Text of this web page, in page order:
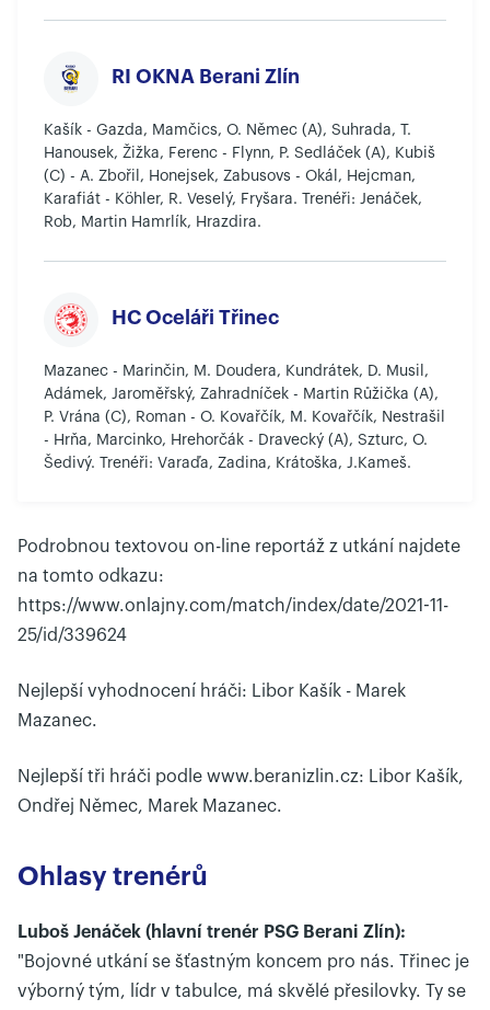
RI OKNA Berani Zlín
Kašík - Gazda, Mamčics, O. Němec (A), Suhrada, T.
Hanousek, Žižka, Ferenc - Flynn, P. Sedláček (A), Kubiš
(C) - A. Zbořil, Honejsek, Zabusovs - Okál, Hejcman,
Karafiát - Köhler, R. Veselý, Fryšara. Trenéři: Jenáček,
Rob, Martin Hamrlík, Hrazdira.
HC Oceláři Třinec
Mazanec - Marinčin, M. Doudera, Kundrátek, D. Musil,
Adámek, Jaroměřský, Zahradníček - Martin Růžička (A),
P. Vrána (C), Roman - O. Kovařčík, M. Kovařčík, Nestrašil
- Hrňa, Marcinko, Hrehorčák - Dravecký (A), Szturc, O.
Šedivý. Trenéři: Varaďa, Zadina, Krátoška, J.Kameš.
Podrobnou textovou on-line reportáž z utkání najdete
na tomto odkazu:
https://www.onlajny.com/match/index/date/2021-11-
25/id/339624
Nejlepší vyhodnocení hráči: Libor Kašík - Marek
Mazanec.
Nejlepší tři hráči podle www.beranizlin.cz: Libor Kašík,
Ondřej Němec, Marek Mazanec.
Ohlasy trenérů
Luboš Jenáček (hlavní trenér PSG Berani Zlín):
"Bojovné utkání se šťastným koncem pro nás. Třinec je
výborný tým, lídr v tabulce, má skvělé přesilovky. Ty se